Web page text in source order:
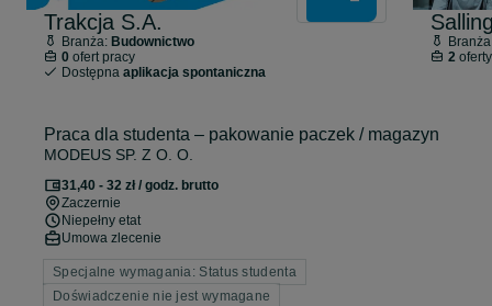
Trakcja S.A.
Branża: Budownictwo
0 ofert pracy
Dostępna aplikacja spontaniczna
2
Praca dla studenta – pakowanie paczek / magazyn
MODEUS SP. Z O. O.
31,40 - 32 zł / godz. brutto
Zaczernie
Niepełny etat
Umowa zlecenie
Specjalne wymagania: Status studenta
Doświadczenie nie jest wymagane